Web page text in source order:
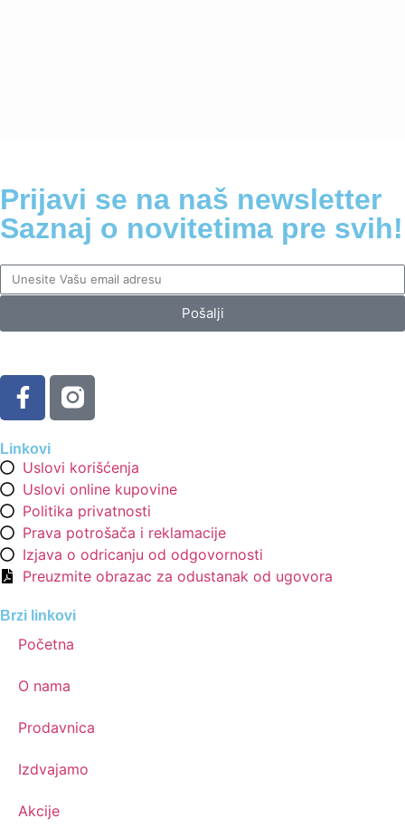
Prijavi se na naš newsletter
Saznaj o novitetima pre svih!
Pošalji
Linkovi
Uslovi korišćenja
Uslovi online kupovine
Politika privatnosti
Prava potrošača i reklamacije
Izjava o odricanju od odgovornosti
Preuzmite obrazac za odustanak od ugovora
Brzi linkovi
Početna
O nama
Prodavnica
Izdvajamo
Akcije